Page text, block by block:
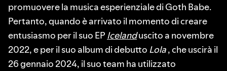
promuovere la musica esperienziale di Goth Babe.
Pertanto, quando è arrivato il momento di creare
entusiasmo per il suo EP Icelanduscito a novembre
2022, e per il suo album di debutto Lola, che uscirà il
26 gennaio 2024, il suo team ha utilizzato